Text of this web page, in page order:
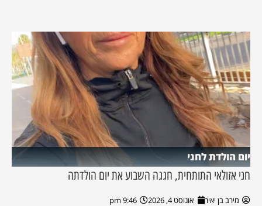
יום הולדת לחני
חני אזולאי התותחית, חגגה השבוע את יום הולדתה
מירב בן יאיר אוגוסט 4, 2026 9:46 pm